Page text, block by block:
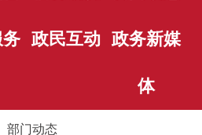
政民互动 政务新媒
体
部门动态